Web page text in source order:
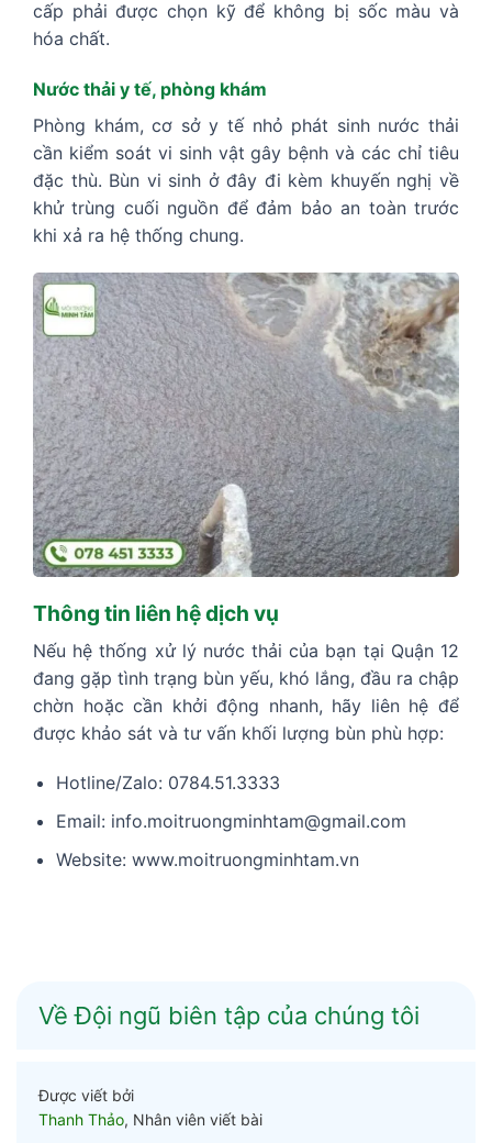
cấp phải được chọn kỹ để không bị sốc màu và
hóa chất.
Nước thải y tế, phòng khám
Phòng khám, cơ sở y tế nhỏ phát sinh nước thải
cần kiểm soát vi sinh vật gây bệnh và các chỉ tiêu
đặc thù. Bùn vi sinh ở đây đi kèm khuyến nghị về
khử trùng cuối nguồn để đảm bảo an toàn trước
khi xả ra hệ thống chung.
Thông tin liên hệ dịch vụ
Nếu hệ thống xử lý nước thải của bạn tại Quận 12
đang gặp tình trạng bùn yếu, khó lắng, đầu ra chập
chờn hoặc cần khởi động nhanh, hãy liên hệ để
được khảo sát và tư vấn khối lượng bùn phù hợp:
Hotline/Zalo: 0784.51.3333
Email: info.moitruongminhtam@gmail.com
Website: www.moitruongminhtam.vn
Về Đội ngũ biên tập của chúng tôi
Được viết bởi
Thanh Thảo, Nhân viên viết bài